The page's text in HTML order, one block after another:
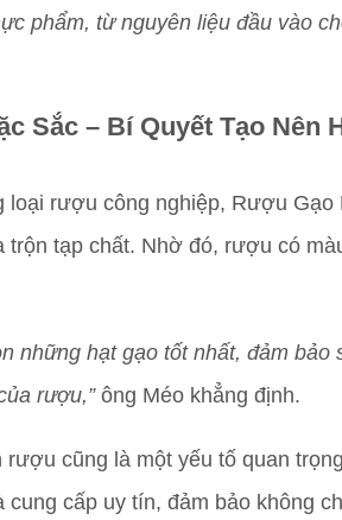
phẩm, từ nguyên liệu đầu vào
Sắc – Bí Quyết Tạo
loại rượu công nghiệp, Rượu
trộn tạp chất. Nhờ đó, rượu có
những hạt gạo tốt nhất, đảm
rượu,”ông Méo khẳng định.
rượu cũng là một yếu tố quan
cung cấp uy tín, đảm bảo không